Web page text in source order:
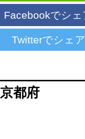
Facebookでシェ
Twitterでシェア
京都府